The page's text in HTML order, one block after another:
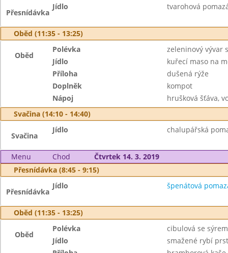
Přesnídávka
Jídlo tvarohová
Oběd (11:35 - 13:25)
Oběd
Polévka
zeleninový vývar
Jídlo
kuřecí maso na
Příloha
dušená rýže
Doplněk
kompot
Nápoj
hrušková šťáva,
Svačina (14:10 - 14:40)
Svačina
Jídlo chalupářská
Menu Chod
Čtvrtek 14. 3. 2019
Přesnídávka (8:45 - 9:15)
Přesnídávka
Jídlo špenátová
Oběd (11:35 - 13:25)
Oběd
Polévka
cibulová se sýrem
Jídlo
smažené rybí